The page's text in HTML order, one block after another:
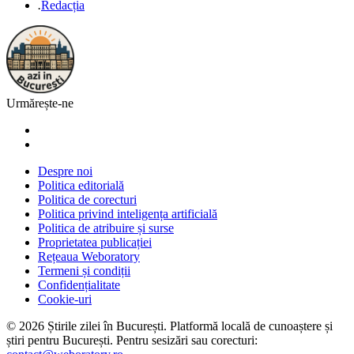
.Redacția
Urmărește-ne
Despre noi
Politica editorială
Politica de corecturi
Politica privind inteligența artificială
Politica de atribuire și surse
Proprietatea publicației
Rețeaua Weboratory
Termeni și condiții
Confidențialitate
Cookie-uri
© 2026 Știrile zilei în București. Platformă locală de cunoaștere și
știri pentru București. Pentru sesizări sau corecturi: